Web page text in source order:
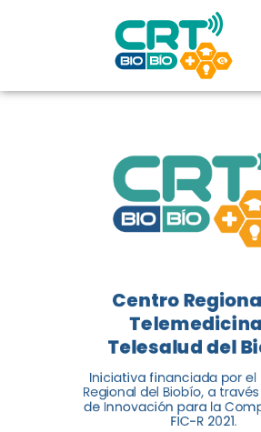
DE CRT
BIOBÍO
El Centro Regional de
Telemedicina y
Biobío presenta el
tres años
digital a los
Centro
Telesalud del
Iniciativa financiada por el
Regional del Biobío, a
de Innovación para la
FIC-R 2021.